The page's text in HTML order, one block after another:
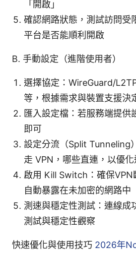
「開啟」
確認網路狀態，測試訪問受
平台是否能順利開啟
B. 手動設定（進階使用者）
選擇協定：WireGuard/
等，根據需求與裝置支援決
匯入設定檔：若服務端提供
即可
設定分流（Split Tunneling
走 VPN，哪些直連，以優化
啟用 Kill Switch：確保VPN
自動暴露在未加密的網路中
測速與穩定性測試：連線成
測試與穩定性觀察
快速優化與使用技巧 2026年